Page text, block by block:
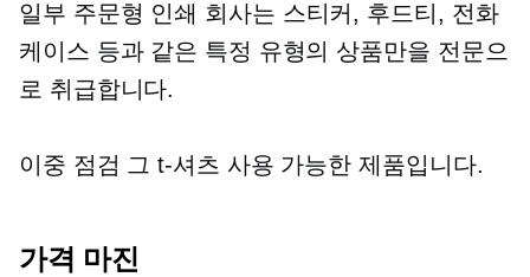
일부 주문형 인쇄 회사는 스티커, 후드티, 전화
케이스 등과 같은 특정 유형의 상품만을 전문으
로 취급합니다.
이중 점검 그t-셔츠 사용 가능한 제품입니다.
가격 마진